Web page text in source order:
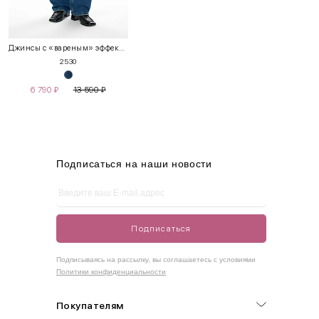
Джинсы с «вареным» эффектом
2530
6 790 ₽ 13 590₽
RUS
42-50
Как правильно себя обмерить
Измеряется по самым выступающим точкам.
Покупателям
Подписаться на наши новости
Подписаться
Подписываясь на рассылку, вы соглашаетесь с условиями
Политики конфиденциальности